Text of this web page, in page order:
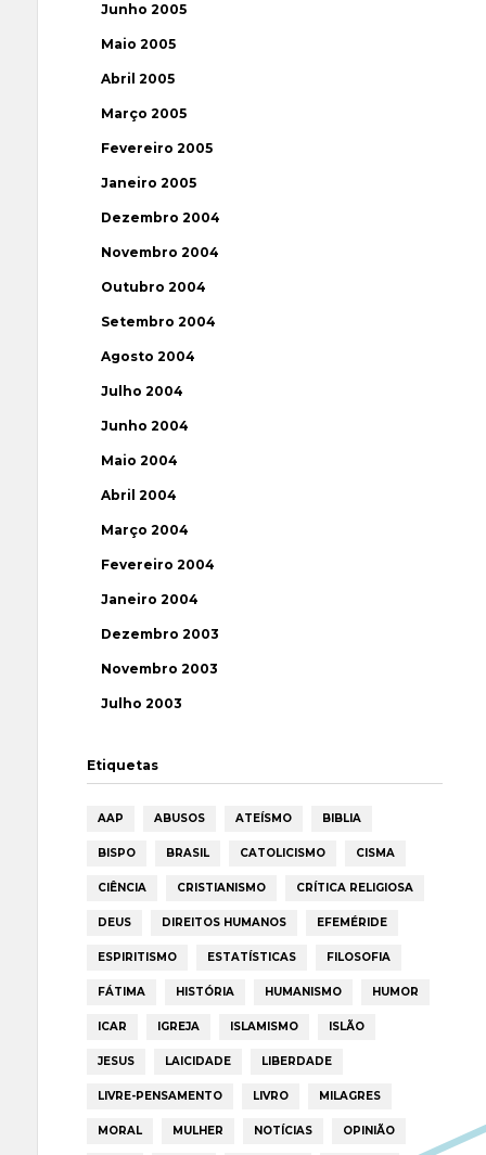
Junho 2005
Maio 2005
Abril 2005
Março 2005
Fevereiro 2005
Janeiro 2005
Dezembro 2004
Novembro 2004
Outubro 2004
Setembro 2004
Agosto 2004
Julho 2004
Junho 2004
Maio 2004
Abril 2004
Março 2004
Fevereiro 2004
Janeiro 2004
Dezembro 2003
Novembro 2003
Julho 2003
Etiquetas
AAP ABUSOS ATEÍSMO BIBLIA
BISPO BRASIL CATOLICISMO CISMA
CIÊNCIA CRISTIANISMO CRÍTICA RELIGIOSA
DEUS DIREITOS HUMANOS EFEMÉRIDE
ESPIRITISMO ESTATÍSTICAS FILOSOFIA
FÁTIMA HISTÓRIA HUMANISMO HUMOR
ICAR IGREJA ISLAMISMO ISLÃO
JESUS LAICIDADE LIBERDADE
LIVRE-PENSAMENTO LIVRO MILAGRES
MORAL MULHER NOTÍCIAS OPINIÃO